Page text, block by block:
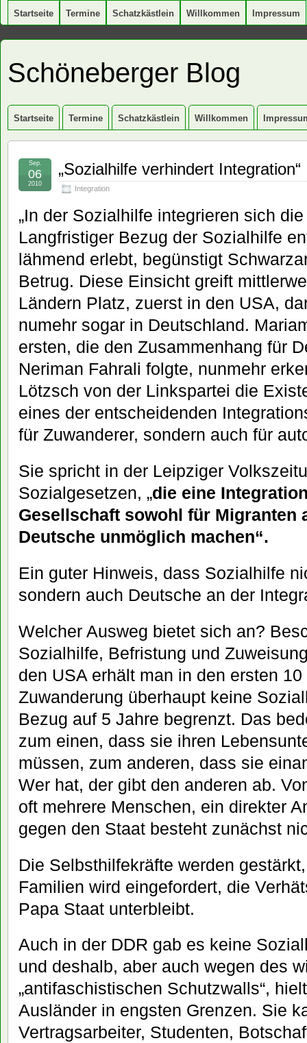
Startseite Termine Schatzkästlein Willkommen Impressum
Schöneberger Blog
Startseite Termine Schatzkästlein Willkommen
„Sozialhilfe verhindert Integration“
Integration
Sep.
06
2010
„In der Sozialhilfe integrieren sich
Langfristiger Bezug der Sozialhilfe
lähmend erlebt, begünstigt
Betrug. Diese Einsicht greift
Ländern Platz, zuerst in den USA,
numehr sogar in Deutschland.
ersten, die den Zusammenhang für
Neriman Fahrali folgte, nunmehr
Lötzsch von der Linkspartei die
eines der entscheidenden
für Zuwanderer, sondern auch für
Sie spricht in der Leipziger
Sozialgesetzen, „die eine
Gesellschaft sowohl für Migranten
Deutsche unmöglich machen“.
Ein guter Hinweis, dass Sozialhilfe
sondern auch Deutsche an der
Welcher Ausweg bietet sich an?
Sozialhilfe, Befristung und
den USA erhält man in den ersten
Zuwanderung überhaupt keine
Bezug auf 5 Jahre begrenzt. Das
zum einen, dass sie ihren
müssen, zum anderen, dass sie
Wer hat, der gibt den anderen ab.
oft mehrere Menschen, ein direkter
gegen den Staat besteht zunächst
Die Selbsthilfekräfte werden
Familien wird eingefordert, die
Papa Staat unterbleibt.
Auch in der DDR gab es keine
und deshalb, aber auch wegen des
„antifaschistischen Schutzwalls“,
Ausländer in engsten Grenzen. Sie
Vertragsarbeiter, Studenten,